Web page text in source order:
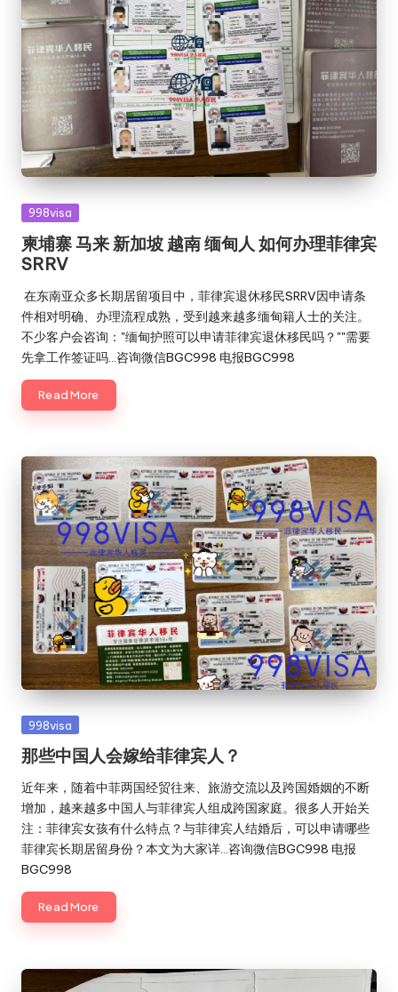
Posted
in
998visa
柬埔寨 马来 新加坡 越南 缅甸人 如何办理菲律宾
SRRV
在东南亚众多长期居留项目中，菲律宾退休移民SRRV因申请条
件相对明确、办理流程成熟，受到越来越多缅甸籍人士的关注。
不少客户会咨询："缅甸护照可以申请菲律宾退休移民吗？""需要
先拿工作签证吗…咨询微信BGC998 电报BGC998
Read More
Posted
998visa
那些中国人会嫁给菲律宾人？
近年来，随着中菲两国经贸往来、旅游交流以及跨国婚姻的不断
增加，越来越多中国人与菲律宾人组成跨国家庭。很多人开始关
注：菲律宾女孩有什么特点？与菲律宾人结婚后，可以申请哪些
菲律宾长期居留身份？本文为大家详…咨询微信BGC998 电报
BGC998
Read More